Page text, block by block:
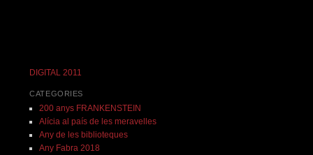
DIGITAL 2011
CATEGORIES
200 anys FRANKENSTEIN
Alícia al país de les meravelles
Any de les biblioteques
Any Fabra 2018